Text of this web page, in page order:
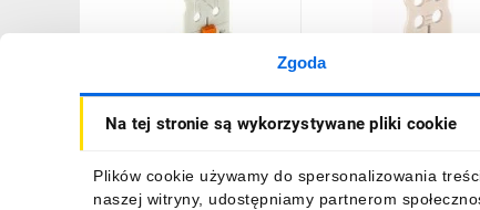
Zgoda
Na tej stronie są wykorzystywane pliki cookie
Plików cookie używamy do spersonalizowania
naszej witryny, udostępniamy partnerom
Gniazdo picoMAX raster
5mm 3-biegunowe z płytką
2092-1103/002-000
/100szt./
1257,06 złbrutto
Płytka picoMAX
uchwytowa z suwakiem
2092-1601/002-000
/25szt./
48,59 zł brutto